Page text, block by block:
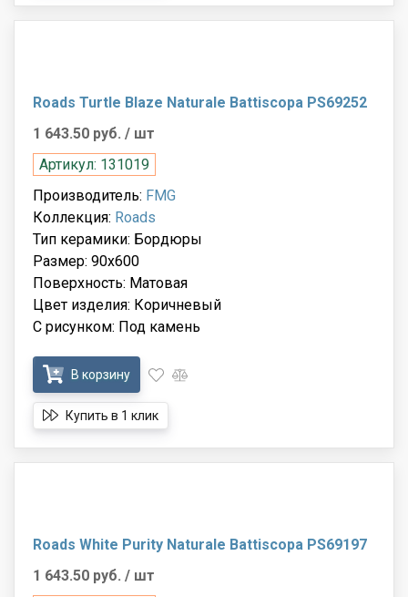
Roads Turtle Blaze Naturale Battiscopa PS69252
1 643.50 руб. / шт
Артикул: 131019
Производитель: FMG
Коллекция: Roads
Тип керамики: Бордюры
Размер: 90x600
Поверхность: Матовая
Цвет изделия: Коричневый
С рисунком: Под камень
В корзину
Купить в 1 клик
Roads White Purity Naturale Battiscopa PS69197
1 643.50 руб. / шт